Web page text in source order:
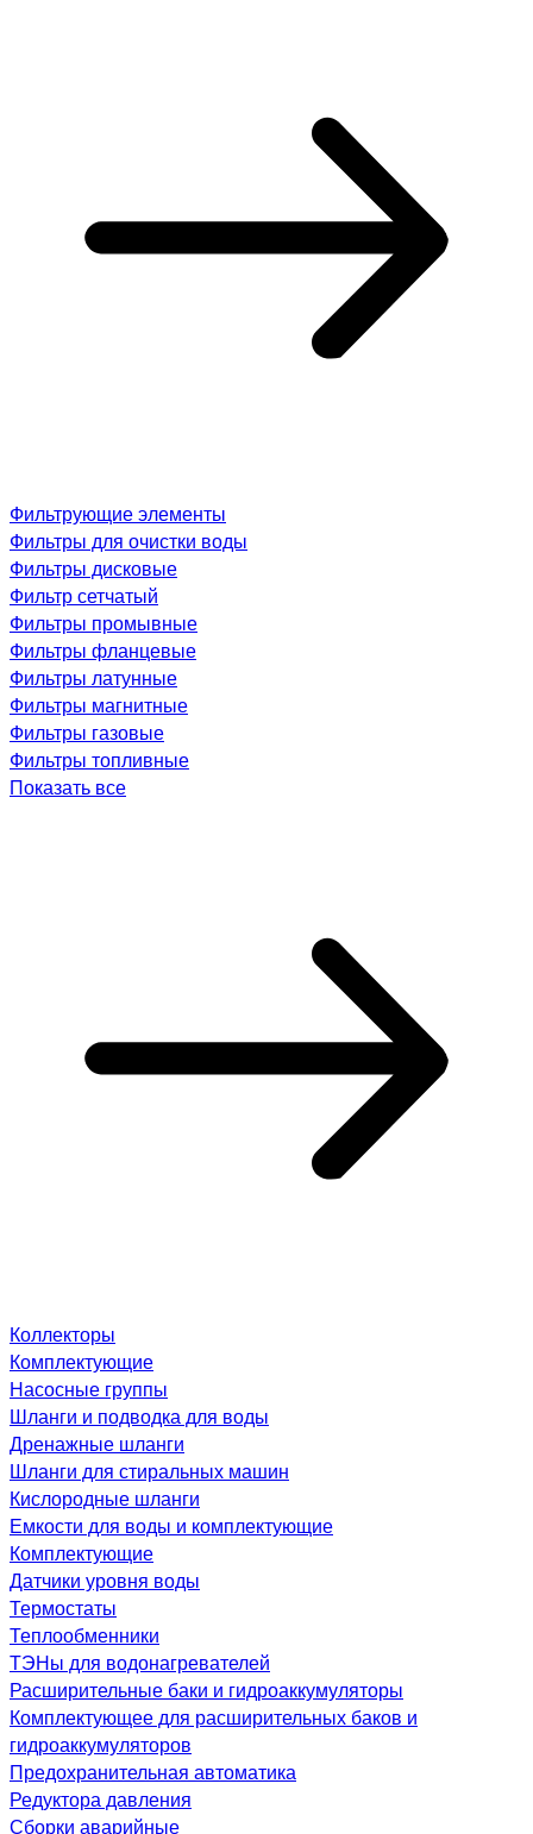
Фильтрующие элементы
Фильтры для очистки воды
Фильтры дисковые
Фильтр сетчатый
Фильтры промывные
Фильтры фланцевые
Фильтры латунные
Фильтры магнитные
Фильтры газовые
Фильтры топливные
Показать все
Коллекторы
Комплектующие
Насосные группы
Шланги и подводка для воды
Дренажные шланги
Шланги для стиральных машин
Кислородные шланги
Емкости для воды и комплектующие
Комплектующие
Датчики уровня воды
Термостаты
Теплообменники
ТЭНы для водонагревателей
Расширительные баки и гидроаккумуляторы
Комплектующее для расширительных баков и
гидроаккумуляторов
Предохранительная автоматика
Редуктора давления
Сборки аварийные